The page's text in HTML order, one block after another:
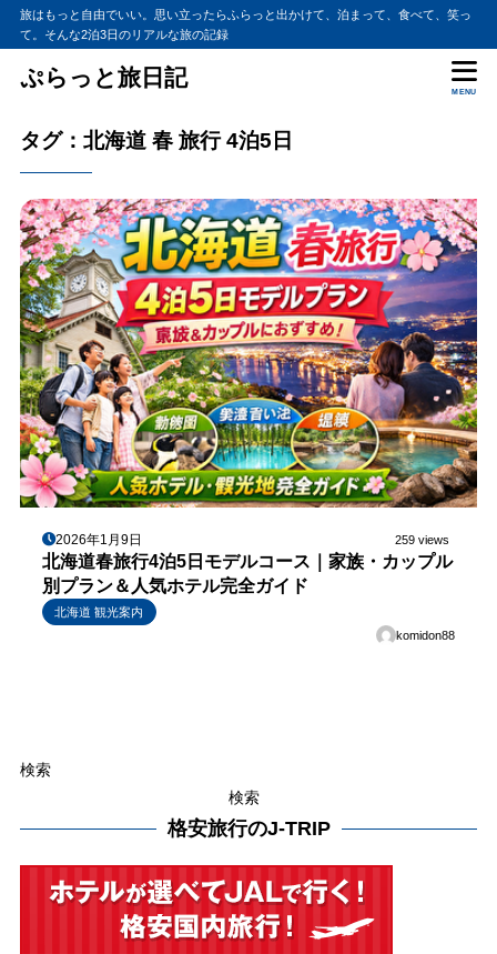
旅はもっと自由でいい。思い立ったらふらっと出かけて、泊まって、食べて、笑っ
て。そんな2泊3日のリアルな旅の記録
ぷらっと旅日記
MENU
タグ：北海道 春 旅行 4泊5日
2026年1月9日 259 views
北海道春旅行4泊5日モデルコース｜家族・カップル
別プラン＆人気ホテル完全ガイド
北海道 観光案内
komidon88
検索
検索
格安旅行のJ-TRIP